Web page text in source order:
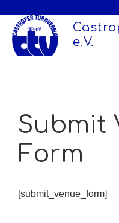
Inhalt
springen
e.V.
Submit
Form
[submit_venue_form]